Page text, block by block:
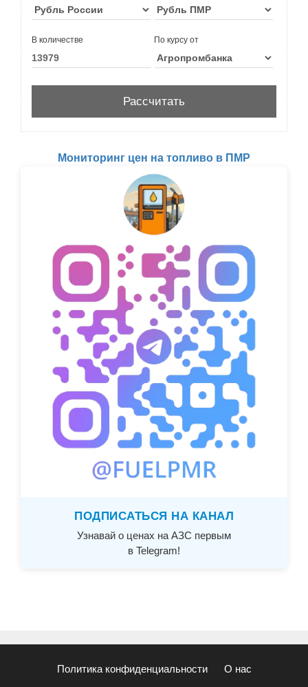
В количестве По курсу от
Мониторинг цен на топливо в ПМР
ПОДПИСАТЬСЯ НА КАНАЛ
Узнавай о ценах на АЗС первым
в Telegram!
Политика конфиденциальности О нас